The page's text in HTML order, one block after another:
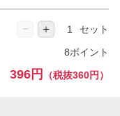
− ＋ セット
8ポイント
396円 （税抜360円）